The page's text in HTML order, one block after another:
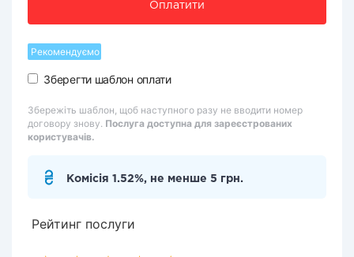
Оплатити
Рекомендуємо
Зберегти шаблон оплати
Збережіть шаблон, щоб наступного разу не вводити номер
договору знову. Послуга доступна для зареєстрованих
користувачів.
Комісія 1.52%, не менше 5 грн.
Рейтинг послуги